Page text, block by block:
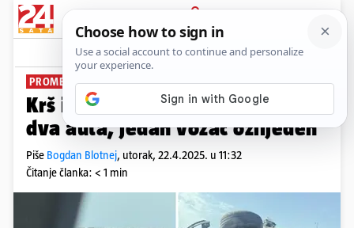
PRIJAVA
News Komentari
PROMET USPOREN
Krš i lom na A3: Sudarila su se
dva auta, jedan vozač ozlijeđen
Piše Bogdan Blotnej, utorak, 22.4.2025. u 11:32
Čitanje članka: < 1 min